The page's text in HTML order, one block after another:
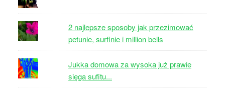
2 najlepsze sposoby jak przezimować
petunie, surfinie i million bells
Jukka domowa za wysoka już prawie
sięga sufitu...